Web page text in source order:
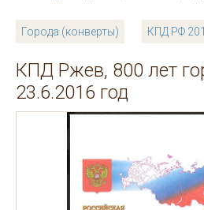
Города (конверты) КПД РФ
КПД Ржев, 800 лет
23.6.2016 год